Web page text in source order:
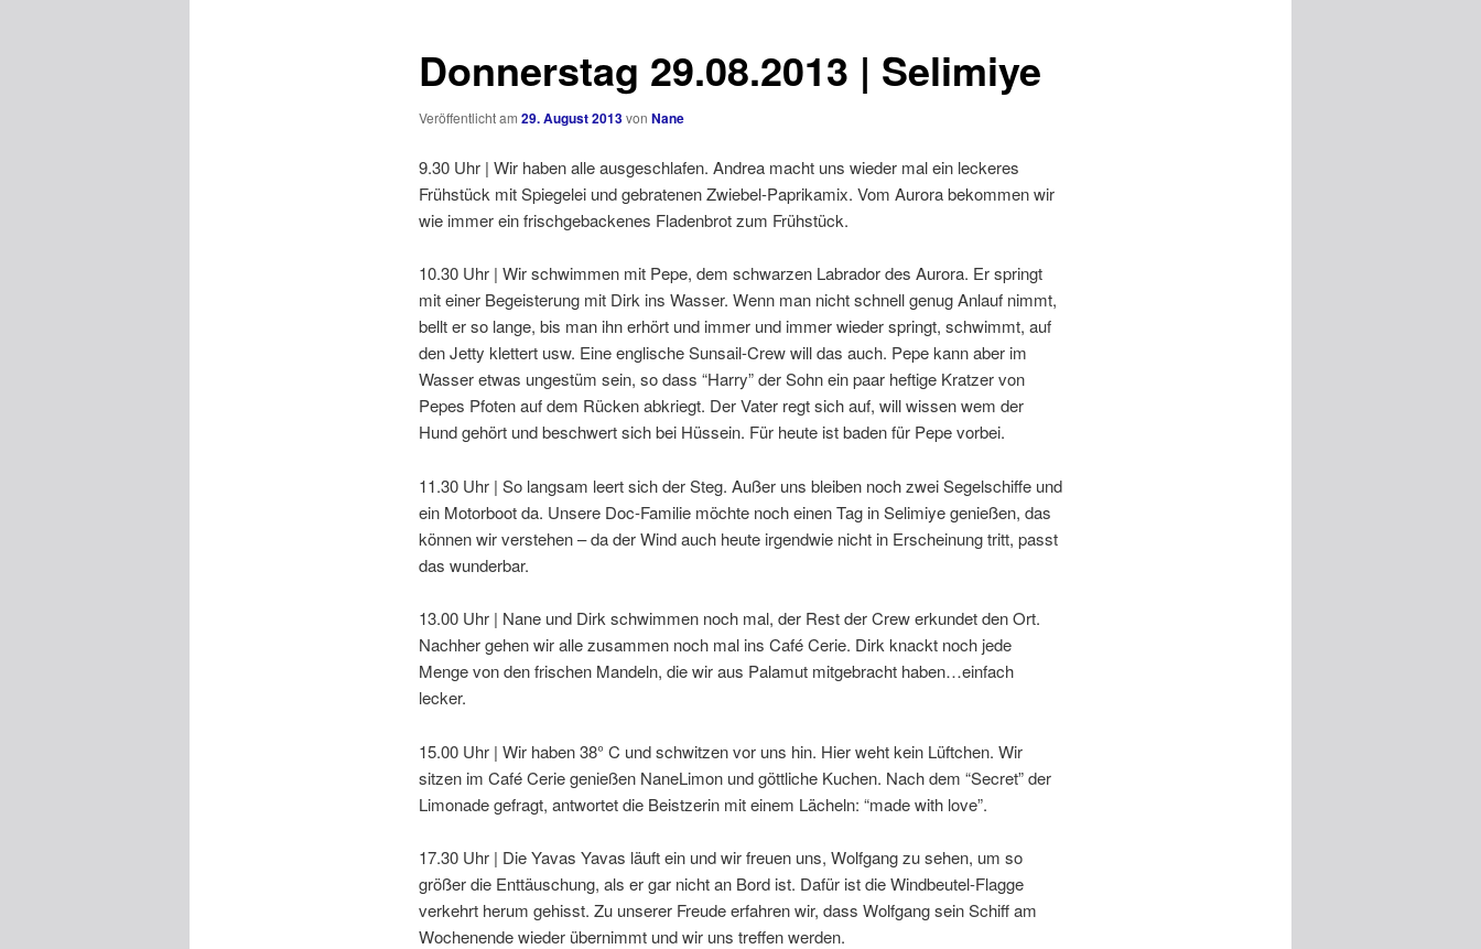
Donnerstag 29.08.2013 | Selimiye
Veröffentlicht am 29. August 2013von Nane
9.30 Uhr | Wir haben alle ausgeschlafen. Andrea macht uns wieder mal ein leckeres
Frühstück mit Spiegelei und gebratenen Zwiebel-Paprikamix. Vom Aurora bekommen wir
wie immer ein frischgebackenes Fladenbrot zum Frühstück.
10.30 Uhr | Wir schwimmen mit Pepe, dem schwarzen Labrador des Aurora. Er springt
mit einer Begeisterung mit Dirk ins Wasser. Wenn man nicht schnell genug Anlauf nimmt,
bellt er so lange, bis man ihn erhört und immer und immer wieder springt, schwimmt, auf
den Jetty klettert usw. Eine englische Sunsail-Crew will das auch. Pepe kann aber im
Wasser etwas ungestüm sein, so dass “Harry” der Sohn ein paar heftige Kratzer von
Pepes Pfoten auf dem Rücken abkriegt. Der Vater regt sich auf, will wissen wem der
Hund gehört und beschwert sich bei Hüssein. Für heute ist baden für Pepe vorbei.
11.30 Uhr | So langsam leert sich der Steg. Außer uns bleiben noch zwei Segelschiffe und
ein Motorboot da. Unsere Doc-Familie möchte noch einen Tag in Selimiye genießen, das
können wir verstehen – da der Wind auch heute irgendwie nicht in Erscheinung tritt, passt
das wunderbar.
13.00 Uhr | Nane und Dirk schwimmen noch mal, der Rest der Crew erkundet den Ort.
Nachher gehen wir alle zusammen noch mal ins Café Cerie. Dirk knackt noch jede
Menge von den frischen Mandeln, die wir aus Palamut mitgebracht haben…einfach
lecker.
15.00 Uhr | Wir haben 38° C und schwitzen vor uns hin. Hier weht kein Lüftchen. Wir
sitzen im Café Cerie genießen NaneLimon und göttliche Kuchen. Nach dem “Secret” der
Limonade gefragt, antwortet die Beistzerin mit einem Lächeln: “made with love”.
17.30 Uhr | Die Yavas Yavas läuft ein und wir freuen uns, Wolfgang zu sehen, um so
größer die Enttäuschung, als er gar nicht an Bord ist. Dafür ist die Windbeutel-Flagge
verkehrt herum gehisst. Zu unserer Freude erfahren wir, dass Wolfgang sein Schiff am
Wochenende wieder übernimmt und wir uns treffen werden.